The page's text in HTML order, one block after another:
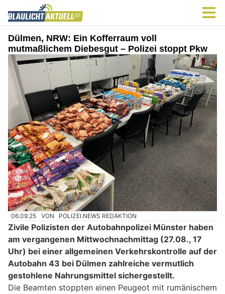
Dülmen, NRW: Ein Kofferraum voll
mutmaßlichem Diebesgut – Polizei stoppt Pkw
06.09.25 VON POLIZEI.NEWS REDAKTION
Zivile Polizisten der Autobahnpolizei Münster haben
am vergangenen Mittwochnachmittag (27.08., 17
Uhr) bei einer allgemeinen Verkehrskontrolle auf der
Autobahn 43 bei Dülmen zahlreiche vermutlich
gestohlene Nahrungsmittel sichergestellt.
Die Beamten stoppten einen Peugeot mit rumänischem